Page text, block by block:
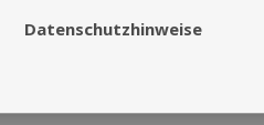
FAQ
Datenschutzhinweise